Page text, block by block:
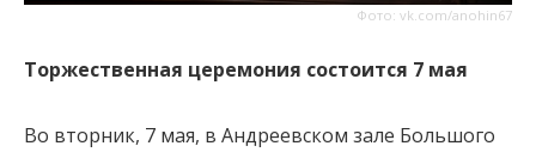
Фото: vk.com/anohin67
Торжественная церемония состоится 7 мая
Во вторник, 7 мая, в Андреевском зале Большого